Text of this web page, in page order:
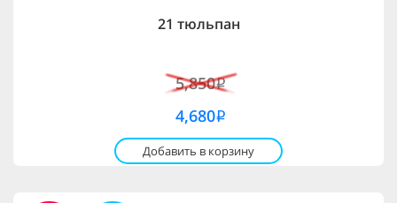
21 тюльпан
5,850i
4,680i
Добавить в корзину